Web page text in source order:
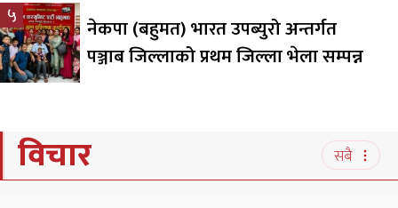
५
नेकपा (बहुमत) भारत उपब्युरो अन्तर्गत
पञ्जाब जिल्लाको प्रथम जिल्ला भेला सम्पन्न
विचार सबै